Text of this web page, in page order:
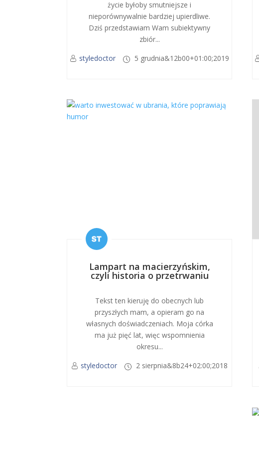
życie byłoby smutniejsze i
nieporównywalnie bardziej upierdliwe.
Dziś przedstawiam Wam subiektywny
zbiór...
styledoctor
5 grudnia&12b00+01:00;2019
Lampart na macierzyńskim,
czyli historia o przetrwaniu
Tekst ten kieruję do obecnych lub
przyszłych mam, a opieram go na
własnych doświadczeniach. Moja córka
ma już pięć lat, więc wspomnienia
okresu...
styledoctor
2 sierpnia&8b24+02:00;2018